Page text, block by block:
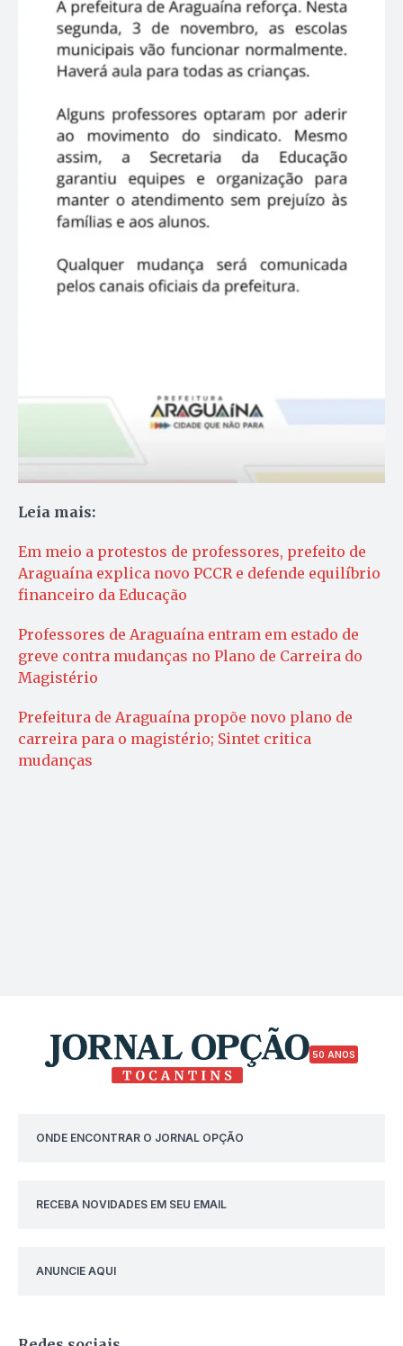
Leia mais:
Em meio a protestos de professores, prefeito de
Araguaína explica novo PCCR e defende equilíbrio
financeiro da Educação
Professores de Araguaína entram em estado de
greve contra mudanças no Plano de Carreira do
Magistério
Prefeitura de Araguaína propõe novo plano de
carreira para o magistério; Sintet critica
mudanças
50 ANOS
ONDE ENCONTRAR O JORNAL OPÇÃO
RECEBA NOVIDADES EM SEU EMAIL
ANUNCIE AQUI